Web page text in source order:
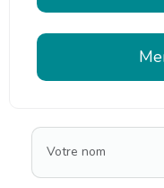
Votre nom